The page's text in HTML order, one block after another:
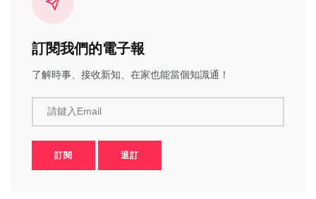
訂閱我們的電子報
了解時事、接收新知、在家也能當個知識通！
請鍵入Email
訂閱 退訂